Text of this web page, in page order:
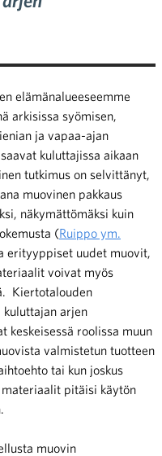
elämänalueeseemme
arkisissa syömisen,
ja vapaa-ajan
kuluttajissa aikaan
tutkimus on selvittänyt,
muovinen pakkaus
näkymättömäksi kuin
(Ruippo ym.
erityyppiset uudet muovit,
voivat myös
Kiertotalouden
arjen
keskeisessä roolissa muun
valmistetun tuotteen
tai kun joskus
pitäisi käytön
muovin